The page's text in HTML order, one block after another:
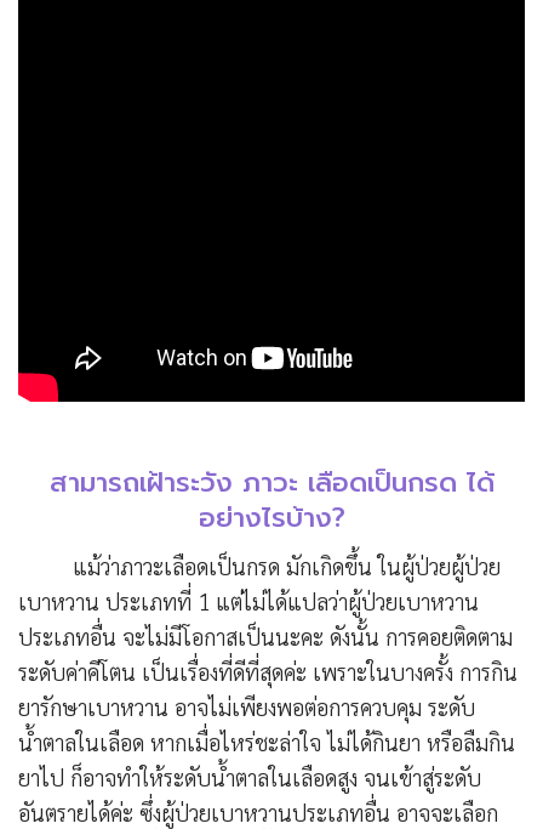
สามารถเฝ้าระวัง ภาวะ เลือดเป็นกรด ได้
อย่างไรบ้าง?
แม้ว่าภาวะเลือดเป็นกรด มักเกิดขึ้น ในผู้ป่วยผู้ป่วย
เบาหวาน ประเภทที่ 1 แต่ไม่ได้แปลว่าผู้ป่วยเบาหวาน
ประเภทอื่น จะไม่มีโอกาสเป็นนะคะ ดังนั้น การคอยติดตาม
ระดับค่าคีโตน เป็นเรื่องที่ดีที่สุดค่ะ เพราะในบางครั้ง การกิน
ยารักษาเบาหวาน อาจไม่เพียงพอต่อการควบคุม ระดับ
น้ำตาลในเลือด หากเมื่อไหร่ชะล่าใจ ไม่ได้กินยา หรือลืมกิน
ยาไป ก็อาจทำให้ระดับน้ำตาลในเลือดสูง จนเข้าสู่ระดับ
อันตรายได้ค่ะ ซึ่งผู้ป่วยเบาหวานประเภทอื่น อาจจะเลือก